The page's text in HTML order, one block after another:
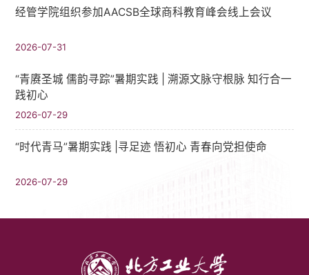
经管学院组织参加AACSB全球商科教育峰会线上会议
2026-07-31
“青赓圣城 儒韵寻踪”暑期实践​ | 溯源文脉守根脉 知行合一
践初心
2026-07-29
“时代青马”暑期实践 |寻足迹 悟初心 青春向党担使命
2026-07-29